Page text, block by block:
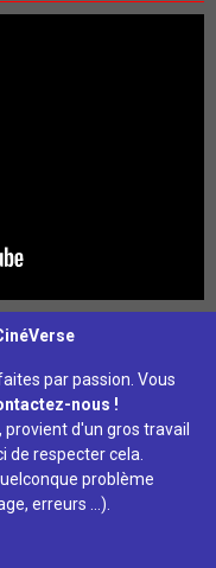
par passion. Vous
nous !
provient d'un gros travail
de respecter cela.
problème
erreurs ...).